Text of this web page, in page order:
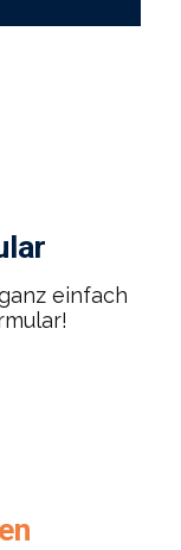
einfach